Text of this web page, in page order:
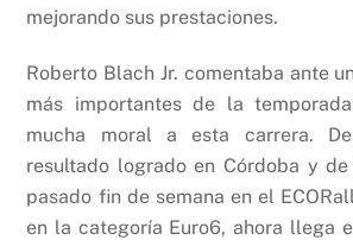
mejorando sus prestaciones.
Roberto Blach Jr. comentaba ante
más importantes de la
mucha moral a esta carrera.
resultado logrado en Córdoba y
pasado fin de semana en el
en la categoría Euro6, ahora llega